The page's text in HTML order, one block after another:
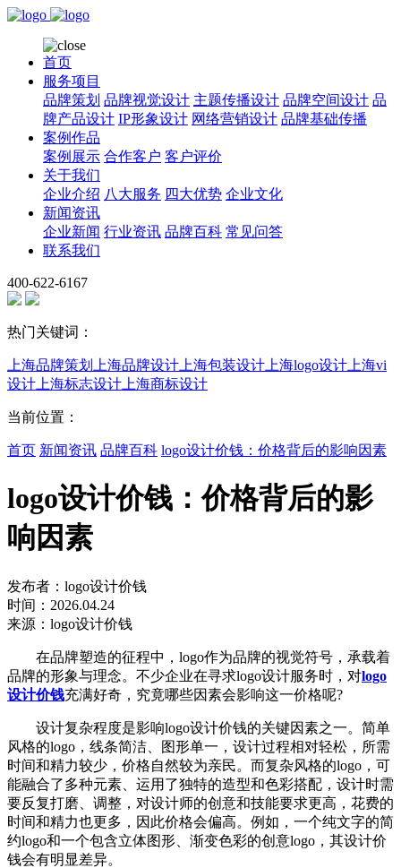
首页
服务项目
品牌策划 品牌视觉设计 主题传播设计 品牌空间设计 品
牌产品设计 IP形象设计 网络营销设计 品牌基础传播
案例作品
案例展示 合作客户 客户评价
关于我们
企业介绍 八大服务 四大优势 企业文化
新闻资讯
企业新闻 行业资讯 品牌百科 常见问答
联系我们
400-622-6167
热门关键词：
上海品牌策划 上海品牌设计 上海包装设计 上海logo设计 上海vi
设计 上海标志设计 上海商标设计
当前位置：
首页 新闻资讯 品牌百科 logo设计价钱：价格背后的影响因素
logo设计价钱：价格背后的影
响因素
发布者：logo设计价钱
时间：2026.04.24
来源：logo设计价钱
在品牌塑造的征程中，logo作为品牌的视觉符号，承载着
品牌的形象与理念。不少企业在寻求logo设计服务时，对logo
设计价钱充满好奇，究竟哪些因素会影响这一价格呢?
设计复杂程度是影响logo设计价钱的关键因素之一。简单
风格的logo，线条简洁、图形单一，设计过程相对轻松，所需
时间和精力较少，价格自然较为亲民。而复杂风格的logo，可
能融合了多种元素、运用了独特的造型和色彩搭配，设计时需
要反复打磨、调整，对设计师的创意和技能要求更高，花费的
时间和精力也更多，因此价格会偏高。例如，一个纯文字的简
约logo和一个包含立体图形、渐变色彩的创意logo，其设计价
钱会有明显差异。